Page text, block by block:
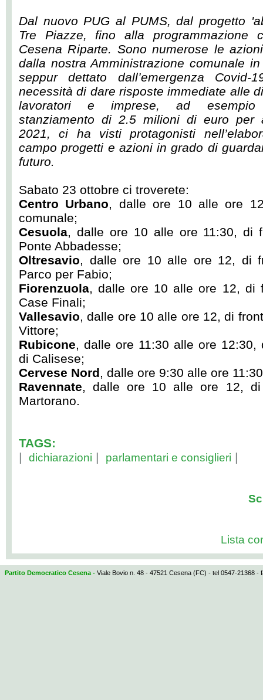
Dal nuovo PUG al PUMS, dal progetto
Tre Piazze, fino alla programmazione
Cesena Riparte. Sono numerose le
dalla nostra Amministrazione comunale
seppur dettato dall’emergenza
necessità di dare risposte immediate alle
lavoratori e imprese, ad esempio
stanziamento di 2.5 milioni di euro per
2021, ci ha visti protagonisti
campo progetti e azioni in grado di
futuro.
Sabato 23 ottobre ci troverete:
Centro Urbano, dalle ore 10 alle ore
comunale;
Cesuola, dalle ore 10 alle ore 11:30, di
Ponte Abbadesse;
Oltresavio, dalle ore 10 alle ore 12, di
Parco per Fabio;
Fiorenzuola, dalle ore 10 alle ore 12, di
Case Finali;
Vallesavio, dalle ore 10 alle ore 12, di
Vittore;
Rubicone, dalle ore 11:30 alle ore 12:30,
di Calisese;
Cervese Nord, dalle ore 9:30 alle ore
Ravennate, dalle ore 10 alle ore 12, di
Martorano.
TAGS:
| dichiarazioni | parlamentari e consiglieri |
Lista
Partito Democratico Cesena - Viale Bovio n. 48 - 47521 Cesena (FC) - tel 0547-21368 -